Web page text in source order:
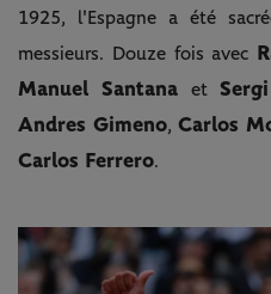
1925, l'Espagne a été
messieurs. Douze fois avec
Manuel Santana et
Andres Gimeno, Carlos
Carlos Ferrero.